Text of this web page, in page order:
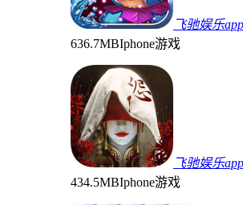
飞驰娱乐
636.7MBIphone游戏
飞驰娱乐
434.5MBIphone游戏